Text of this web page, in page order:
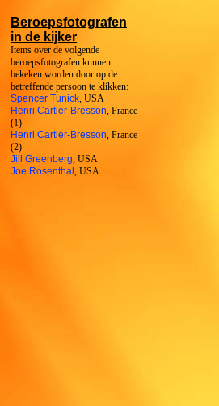
Beroepsfotografen
in de kijker
Items over de volgende
beroepsfotografen kunnen
bekeken worden door op de
betreffende persoon te klikken:
Spencer Tunick , USA
Henri Cartier-Bresson , France
(1)
Henri Cartier-Bresson , France
(2)
Jill Greenberg , USA
Joe Rosenthal , USA